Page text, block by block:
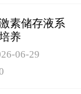
素储存液系
养
06-29